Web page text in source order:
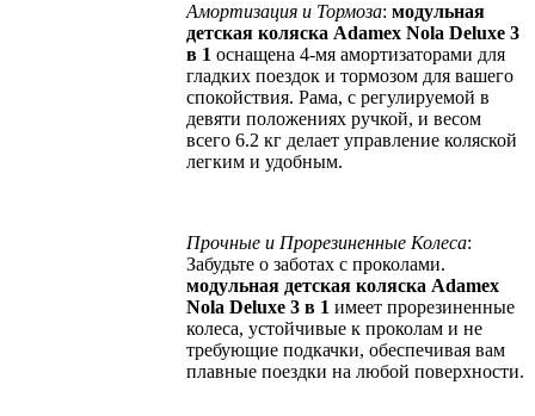
Амортизация и Тормоза: модульная
детская коляска Adamex Nola Deluxe 3
в 1 оснащена 4-мя амортизаторами для
гладких поездок и тормозом для вашего
спокойствия. Рама, с регулируемой в
девяти положениях ручкой, и весом
всего 6.2 кг делает управление коляской
легким и удобным.
Прочные и Прорезиненные Колеса:
Забудьте о заботах с проколами.
модульная детская коляска Adamex
Nola Deluxe 3 в 1 имеет прорезиненные
колеса, устойчивые к проколам и не
требующие подкачки, обеспечивая вам
плавные поездки на любой поверхности.